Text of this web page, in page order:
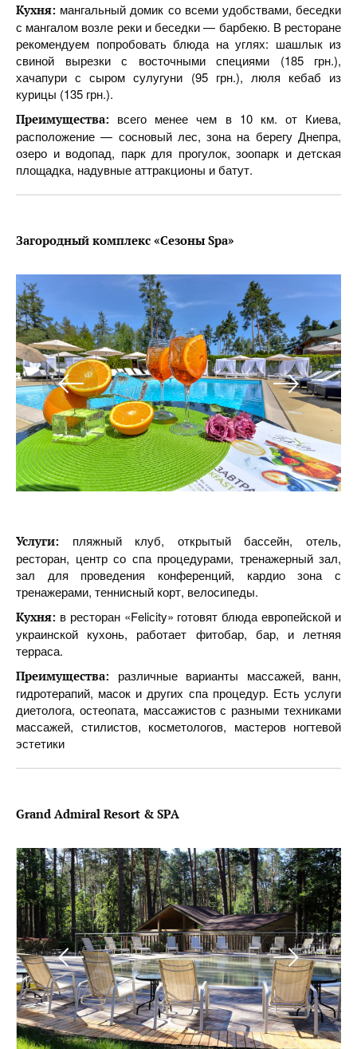
Кухня: мангальный домик со всеми удобствами, беседки
с мангалом возле реки и беседки — барбекю. В ресторане
рекомендуем попробовать блюда на углях: шашлык из
свиной вырезки с восточными специями (185 грн.),
хачапури с сыром сулугуни (95 грн.), люля кебаб из
курицы (135 грн.).
Преимущества: всего менее чем в 10 км. от Киева,
расположение — сосновый лес, зона на берегу Днепра,
озеро и водопад, парк для прогулок, зоопарк и детская
площадка, надувные аттракционы и батут.
Загородный комплекс «Сезоны Spa»
Услуги: пляжный клуб, открытый бассейн, отель,
ресторан, центр со спа процедурами, тренажерный зал,
зал для проведения конференций, кардио зона с
тренажерами, теннисный корт, велосипеды.
Кухня: в ресторан «Feliсity» готовят блюда европейской и
украинской кухонь, работает фитобар, бар, и летняя
терраса.
Преимущества: различные варианты массажей, ванн,
гидротерапий, масок и других спа процедур. Есть услуги
диетолога, остеопата, массажистов с разными техниками
массажей, стилистов, косметологов, мастеров ногтевой
эстетики
Grand Admiral Resort & SPA